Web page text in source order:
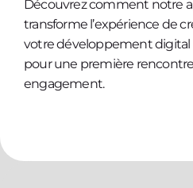
Découvrez comment notre
transforme l’expérience de
votre développement digital
pour une première rencontre
engagement.